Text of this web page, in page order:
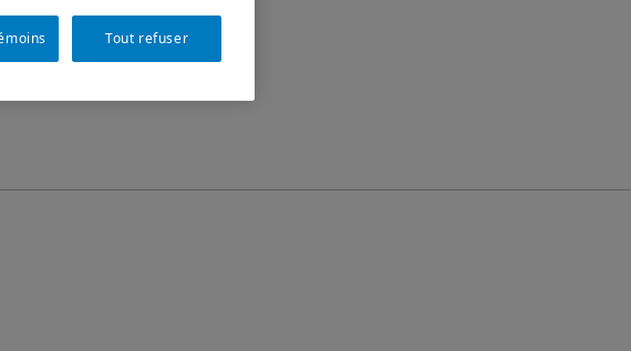
Tout refuser